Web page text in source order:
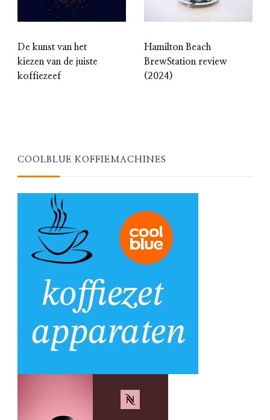
De kunst van het
kiezen van de juiste
koffiezeef
Hamilton Beach
BrewStation review
(2024)
COOLBLUE KOFFIEMACHINES